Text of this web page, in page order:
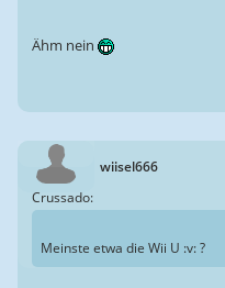
Ähm nein
wiisel666
Crussado:
Meinste etwa die Wii U :v: ?